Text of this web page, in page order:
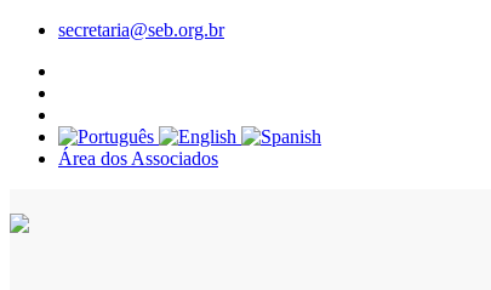
secretaria@seb.org.br
Área dos Associados